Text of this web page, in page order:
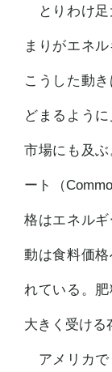
とりわけ足
まりがエネ
こうした動
どまるよう
市場にも及
ート（
格はエネル
動は食料価
れている。
大きく受ける
アメリカで